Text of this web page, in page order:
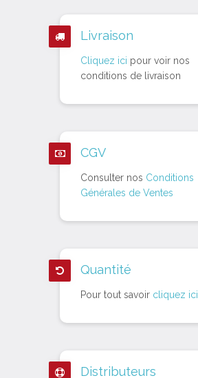
Livraison
Cliquez ici pour voir nos
conditions de livraison
CGV
Consulter nos Conditions
Générales de Ventes
Quantité
Pour tout savoir cliquez ici
Distributeurs